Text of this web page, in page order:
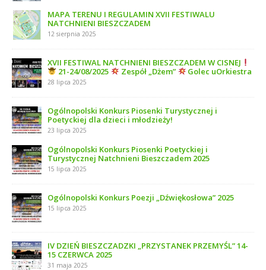
MAPA TERENU I REGULAMIN XVII FESTIWALU
NATCHNIENI BIESZCZADEM
12 sierpnia 2025
XVII FESTIWAL NATCHNIENI BIESZCZADEM W CISNEJ
21-24/08/2025
Zespół „Dżem” Golec uOrkiestra
28 lipca 2025
Ogólnopolski Konkurs Piosenki Turystycznej i
Poetyckiej dla dzieci i młodzieży!
23 lipca 2025
Ogólnopolski Konkurs Piosenki Poetyckiej i
Turystycznej Natchnieni Bieszczadem 2025
15 lipca 2025
Ogólnopolski Konkurs Poezji „Dźwiękosłowa” 2025
15 lipca 2025
IV DZIEŃ BIESZCZADZKI „PRZYSTANEK PRZEMYŚL” 14-
15 CZERWCA 2025
31 maja 2025